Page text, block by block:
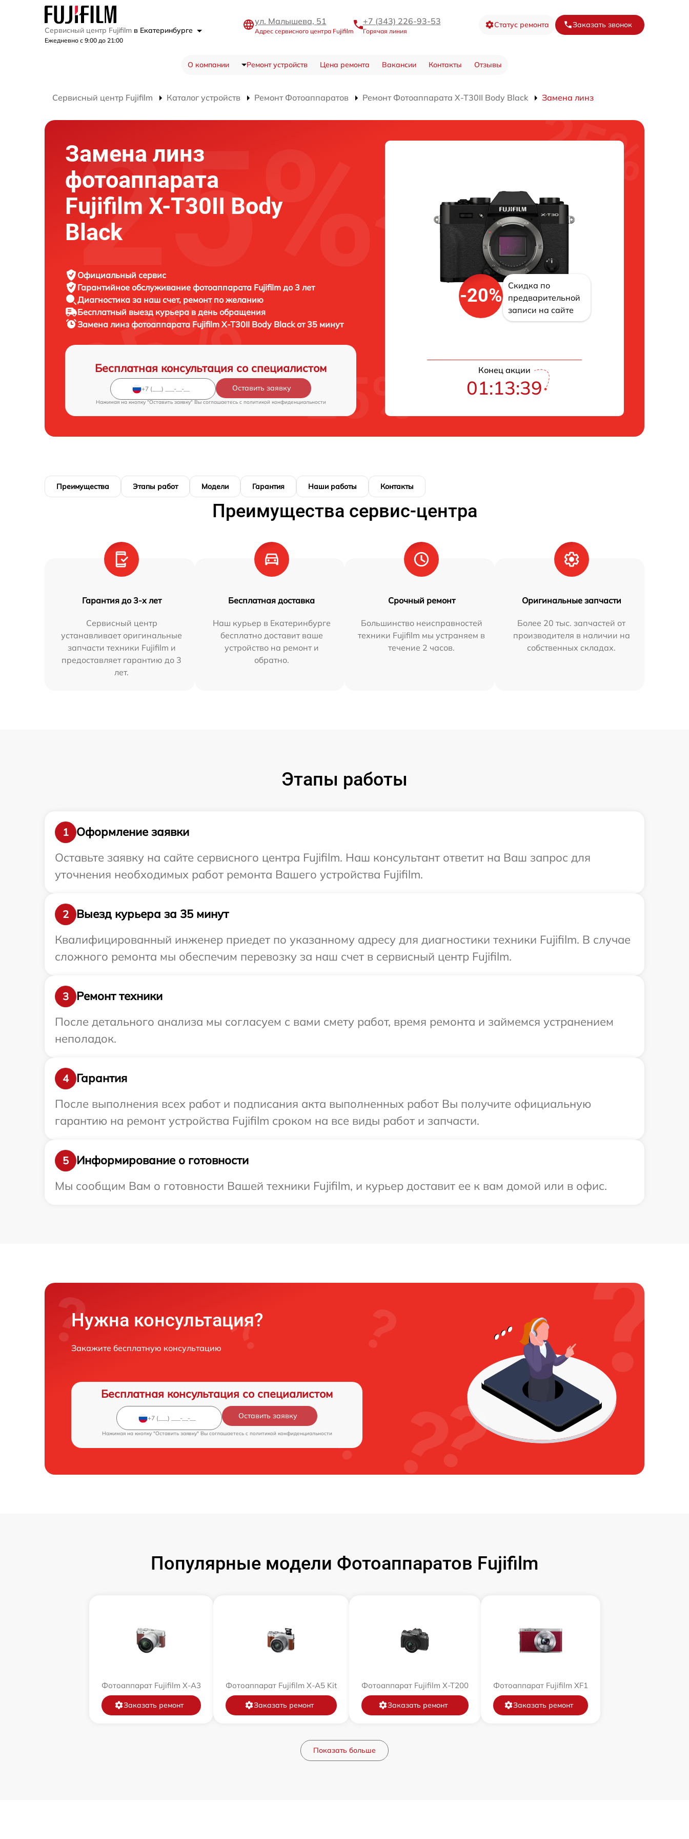
Сервисный центр Fujifilm в Екатеринбурге
Ежедневно с 9:00 до 21:00
ул. Малышева, 51
Адрес сервисного центра Fujifilm
+7 (343) 226-93-53
Горячая линия
Статус ремонта Заказать звонок
О компании Ремонт устройств Цена ремонта Вакансии Контакты Отзывы
Сервисный центр Fujifilm Каталог устройств Ремонт Фотоаппаратов Ремонт Фотоаппарата X-T30II Body Black Замена линз
Замена линз
фотоаппарата
Fujifilm X-T30II Body
Black
Официальный сервис
Гарантийное обслуживание фотоаппарата Fujifilm до 3 лет
Диагностика за наш счет, ремонт по желанию
Бесплатный выезд курьера в день обращения
Замена линз фотоаппарата Fujifilm X-T30II Body Black от 35 минут
Бесплатная консультация со специалистом
Оставить заявку
Нажимая на кнопку "Оставить заявку" Вы соглашаетесь c политикой конфиденциальности
-20%
Скидка по
предварительной
записи на сайте
Конец акции
01:13:39
Преимущества Этапы работ Модели Гарантия Наши работы Контакты
Преимущества сервис-центра
Гарантия до 3-х лет
Сервисный центр
устанавливает оригинальные
запчасти техники Fujifilm и
предоставляет гарантию до 3
лет.
Бесплатная доставка
Наш курьер в Екатеринбурге
бесплатно доставит ваше
устройство на ремонт и
обратно.
Срочный ремонт
Большинство неисправностей
техники Fujifilm мы устраняем в
течение 2 часов.
Оригинальные запчасти
Более 20 тыс. запчастей от
производителя в наличии на
собственных складах.
Этапы работы
1
Оформление заявки
Оставьте заявку на сайте сервисного центра Fujifilm. Наш консультант ответит на Ваш запрос для
уточнения необходимых работ ремонта Вашего устройства Fujifilm.
2
Выезд курьера за 35 минут
Квалифицированный инженер приедет по указанному адресу для диагностики техники Fujifilm. В случае
сложного ремонта мы обеспечим перевозку за наш счет в сервисный центр Fujifilm.
3
Ремонт техники
После детального анализа мы согласуем с вами смету работ, время ремонта и займемся устранением
неполадок.
4
Гарантия
После выполнения всех работ и подписания акта выполненных работ Вы получите официальную
гарантию на ремонт устройства Fujifilm сроком на все виды работ и запчасти.
5
Информирование о готовности
Мы сообщим Вам о готовности Вашей техники Fujifilm, и курьер доставит ее к вам домой или в офис.
Нужна консультация?
Закажите бесплатную консультацию
Бесплатная консультация со специалистом
Оставить заявку
Нажимая на кнопку "Оставить заявку" Вы соглашаетесь c политикой конфиденциальности
Популярные модели Фотоаппаратов Fujifilm
Фотоаппарат Fujifilm X-A3
Заказать ремонт
Фотоаппарат Fujifilm X-A5 Kit
Заказать ремонт
Фотоаппарат Fujifilm X-T200
Заказать ремонт
Фотоаппарат Fujifilm XF1
Заказать ремонт
Показать больше